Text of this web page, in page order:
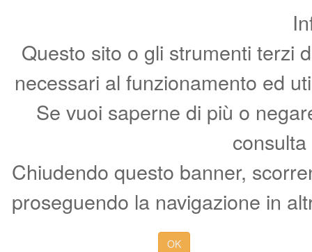
Questo sito o gli strumenti terzi
necessari al funzionamento ed
Se vuoi saperne di più o
Chiudendo questo banner,
proseguendo la navigazione in
OK